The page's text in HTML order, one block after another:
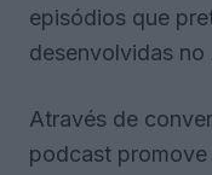
episódios que
desenvolvidas no
Através de
podcast